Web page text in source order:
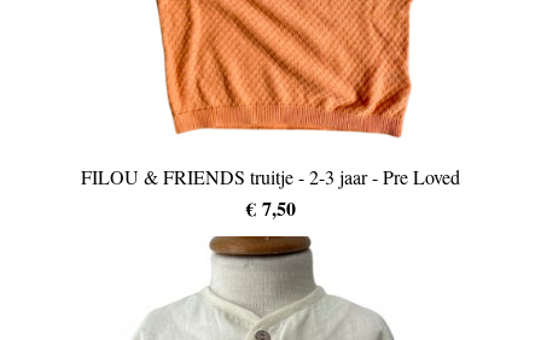
FILOU & FRIENDS truitje - 2-3 jaar - Pre Loved
€ 7,50